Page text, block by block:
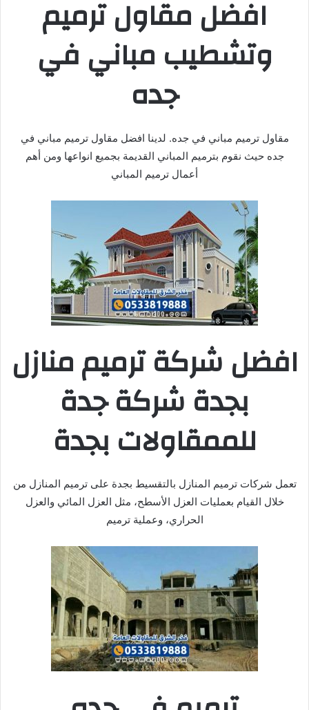
افضل مقاول ترميم
وتشطيب مباني في
جده
مقاول ترميم مباني في جده. لدينا افضل مقاول ترميم مباني في
جده حيث نقوم بترميم المباني القديمة بجميع انواعها ومن أهم
أعمال ترميم المباني
افضل شركة ترميم منازل
بجدة شركة جدة
للممقاولات بجدة
تعمل شركات ترميم المنازل بالتقسيط بجدة على ترميم المنازل من
خلال القيام بعمليات العزل الأسطح، مثل العزل المائي والعزل
الحراري، وعملية ترميم